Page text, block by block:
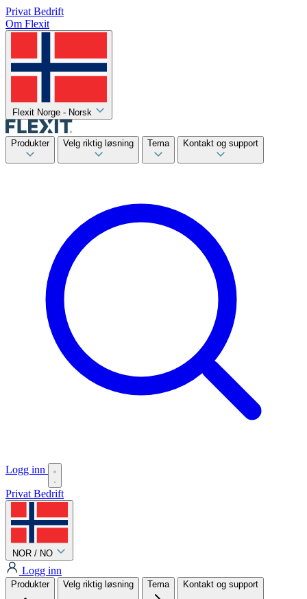
Privat Bedrift
Om Flexit
Flexit Norge - Norsk
Produkter Velg riktig løsning Tema Kontakt og support
Logg inn
Privat Bedrift
NOR / NO
Logg inn
Produkter Velg riktig løsning Tema Kontakt og support